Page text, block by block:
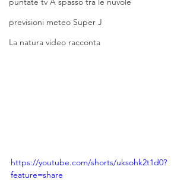
previsioni meteo Super J
La natura video racconta
https://youtube.com/shorts/uksohk2t1d0?
feature=share